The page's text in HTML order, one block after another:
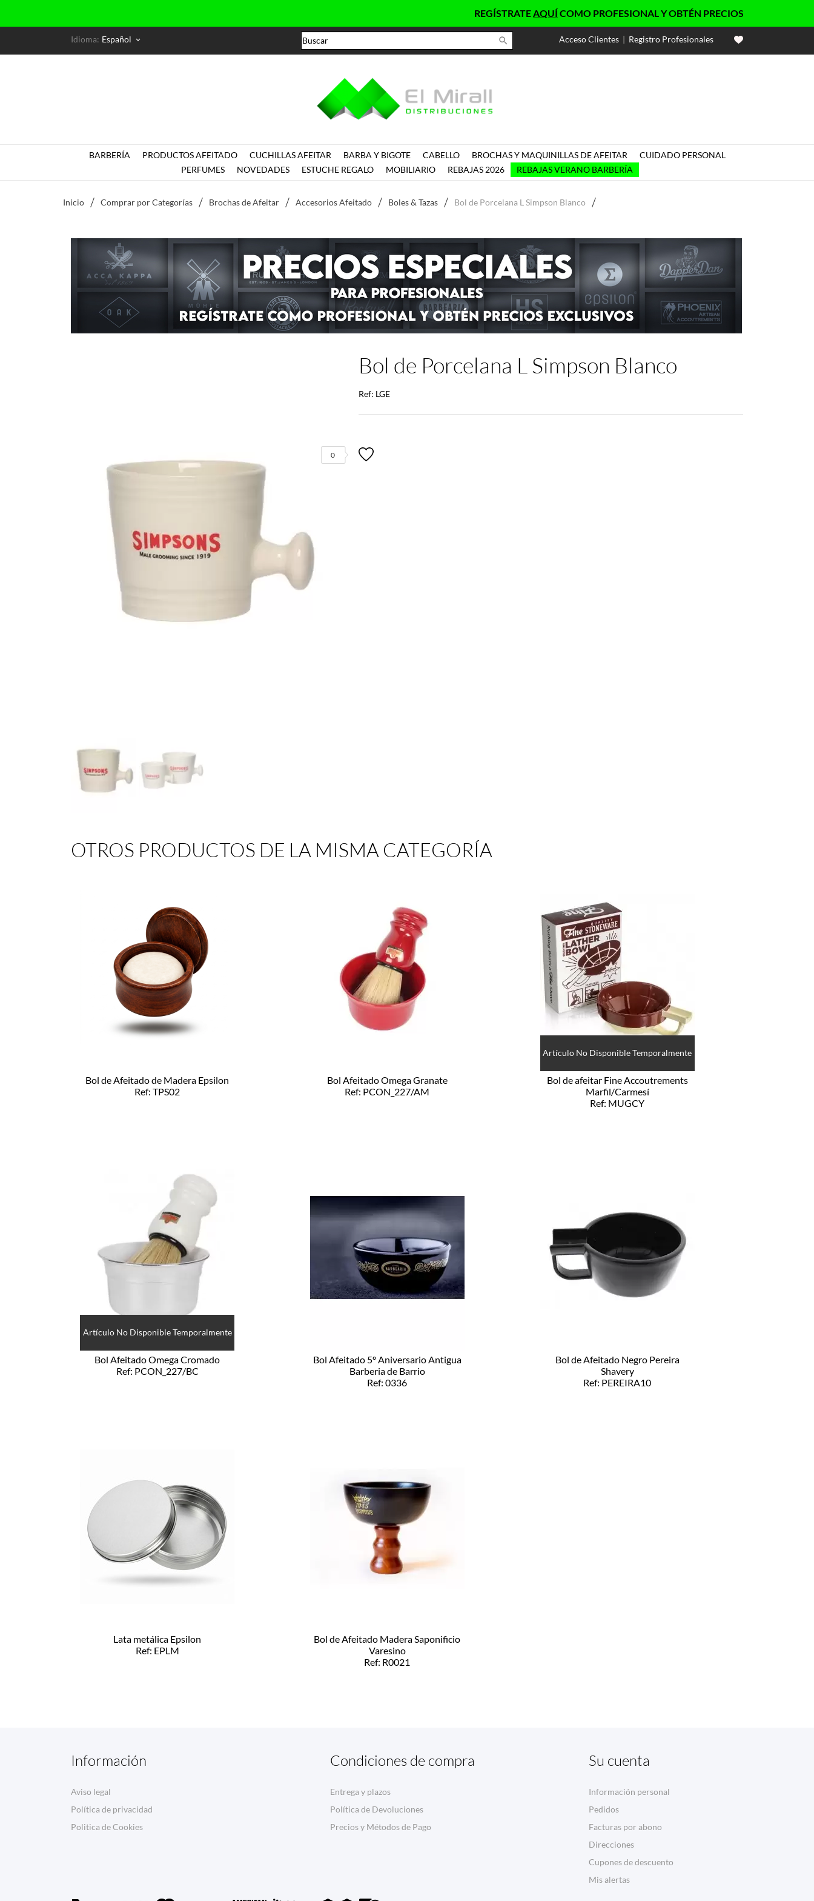
REGÍSTRATEAQUÍCOMO PROFESIONAL Y OBTÉN PRECIOS EXCLUSIVOS
Idioma: Español keyboard_arrow_down  Acceso Clientes | Registro Profesionales
BARBERÍA PRODUCTOS AFEITADO CUCHILLAS AFEITAR BARBA Y BIGOTE CABELLO BROCHAS Y MAQUINILLAS DE AFEITAR
CUIDADO PERSONAL
PERFUMES
NOVEDADES ESTUCHE REGALO MOBILIARIO REBAJAS 2026 REBAJAS VERANO BARBERÍA
Inicio Comprar por Categorías Brochas de Afeitar Accesorios Afeitado Boles & Tazas Bol de Porcelana L Simpson Blanco
Bol de Porcelana L Simpson Blanco
Ref: LGE
0
OTROS PRODUCTOS DE LA MISMA CATEGORÍA
Bol de Afeitado de Madera Epsilon
Ref: TPS02
Bol Afeitado Omega Granate
Ref: PCON_227/AM
Artículo No Disponible Temporalmente
Bol de afeitar Fine Accoutrements
Marfil/Carmesí
Ref: MUGCY
Artículo No Disponible Temporalmente
Bol Afeitado Omega Cromado
Ref: PCON_227/BC
Bol Afeitado 5º Aniversario Antigua
Barberia de Barrio
Ref: 0336
Bol de Afeitado Negro Pereira
Shavery
Ref: PEREIRA10
Lata metálica Epsilon
Ref: EPLM
Bol de Afeitado Madera Saponificio
Varesino
Ref: R0021
Información
Aviso legal
Política de privacidad
Politica de Cookies
Condiciones de compra
Entrega y plazos
Política de Devoluciones
Precios y Métodos de Pago
Su cuenta
Información personal
Pedidos
Facturas por abono
Direcciones
Cupones de descuento
Mis alertas